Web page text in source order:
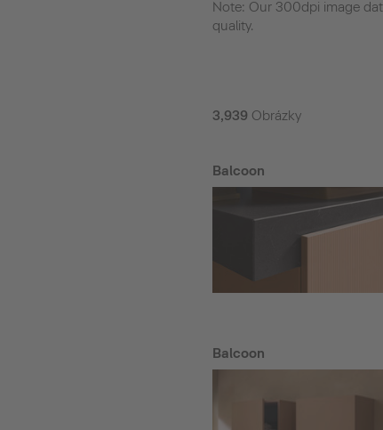
Note: Our 300dpi image
quality.
3,939 Obrázky
Balcoon
Balcoon